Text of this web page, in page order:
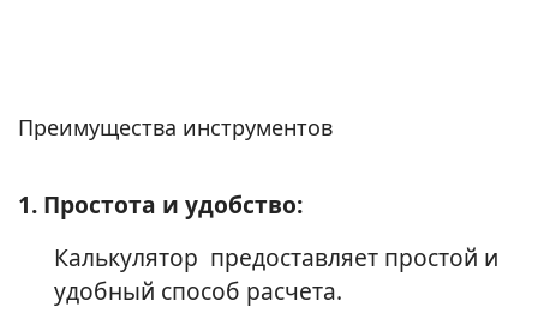
Преимущества инструментов
1. Простота и удобство:
Калькулятор предоставляет простой и
удобный способ расчета.